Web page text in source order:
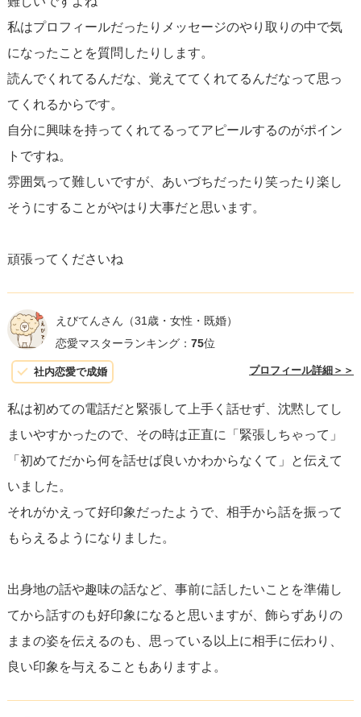
私はプロフィールだったりメッセージのやり取りの中で気
になったことを質問したりします。
読んでくれてるんだな、覚えててくれてるんだなって思っ
てくれるからです。
自分に興味を持ってくれてるってアピールするのがポイン
トですね。
雰囲気って難しいですが、あいづちだったり笑ったり楽し
そうにすることがやはり大事だと思います。
頑張ってくださいね
えびてんさん （31歳・女性・既婚）
恋愛マスターランキング： 75位
社内恋愛で成婚 プロフィール詳細＞＞
私は初めての電話だと緊張して上手く話せず、沈黙してし
まいやすかったので、その時は正直に「緊張しちゃって」
「初めてだから何を話せば良いかわからなくて」と伝えて
いました。
それがかえって好印象だったようで、相手から話を振って
もらえるようになりました。
出身地の話や趣味の話など、事前に話したいことを準備し
てから話すのも好印象になると思いますが、飾らずありの
ままの姿を伝えるのも、思っている以上に相手に伝わり、
良い印象を与えることもありますよ。